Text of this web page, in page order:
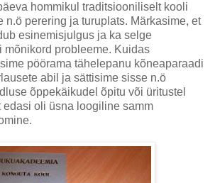
hommikul traditsiooniliselt kooli
n.ö perering ja turuplats. Märkasime, et
esinemisjulgus ja ka selge
mõnikord probleeme. Kuidas
pöörama tähelepanu kõneaparaadi
abil ja sättisime sisse n.ö
õppekäikudel õpitu või üritustel
edasi oli üsna loogiline samm